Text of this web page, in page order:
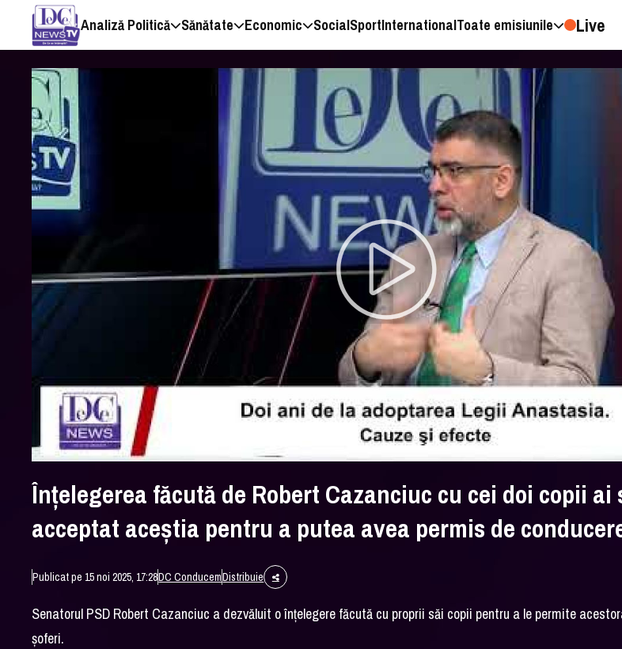
Analiză Politică Sănătate Economic SocialSportInternationalToate emisiunile Live
Înţelegerea făcută de Robert Cazanciuc cu cei doi copii ai
acceptat aceştia pentru a putea avea permis de
Publicat pe 15 noi 2025, 17:28DC ConducemDistribuie
Senatorul PSD Robert Cazanciuc a dezvăluit o înţelegere făcută cu proprii săi copii pentru a le permite
şoferi.